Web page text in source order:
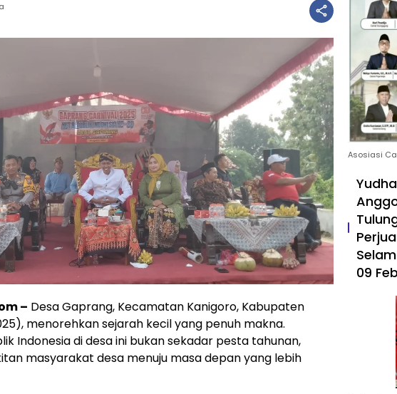
– Desa Gaprang, Kecamatan Kanigoro, Kabupaten
menorehkan sejarah kecil yang penuh makna.
Indonesia di desa ini bukan sekadar pesta tahunan,
masyarakat desa menuju masa depan yang lebih
Asosiasi
09